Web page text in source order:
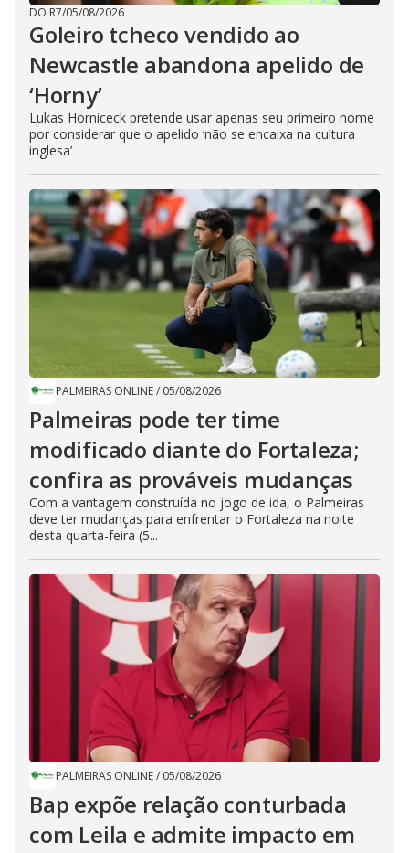
DO R7/05/08/2026
Goleiro tcheco vendido ao
Newcastle abandona apelido de
‘Horny’
Lukas Horniceck pretende usar apenas seu primeiro nome
por considerar que o apelido ‘não se encaixa na cultura
inglesa’
PALMEIRAS ONLINE/ 05/08/2026
Palmeiras pode ter time
modificado diante do Fortaleza;
confira as prováveis mudanças
Com a vantagem construída no jogo de ida, o Palmeiras
deve ter mudanças para enfrentar o Fortaleza na noite
desta quarta-feira (5...
PALMEIRAS ONLINE/ 05/08/2026
Bap expõe relação conturbada
com Leila e admite impacto em